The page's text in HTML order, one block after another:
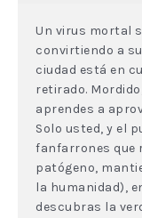
Un virus mortal
convirtiendo a
ciudad está en
retirado.
aprendes a
Solo usted, y el
fanfarrones que
patógeno,
la humanidad),
descubras la